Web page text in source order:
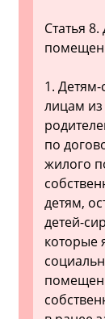
Статья
1.
лицам из
по
жилого
детям,
детей-
которые